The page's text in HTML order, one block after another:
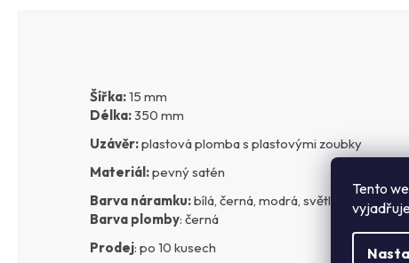
Tento
Šířka:15 mm
Délka:350 mm
Uzávěr:plastová plomba s plastovými zoubky
Materiál:pevný satén
Barva náramku:bílá, černá, modrá, světle modrá,
Barva plomby: černá
Prodej: po 10 kusech